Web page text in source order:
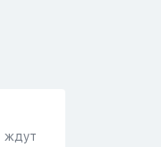
ждут